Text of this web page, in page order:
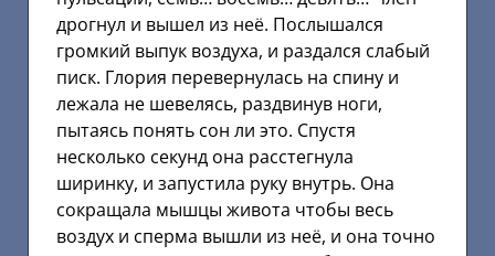
дрогнул и вышел из неё. Послышался
громкий выпук воздуха, и раздался слабый
писк. Глория перевернулась на спину и
лежала не шевелясь, раздвинув ноги,
пытаясь понять сон ли это. Спустя
несколько секунд она расстегнула
ширинку, и запустила руку внутрь. Она
сокращала мышцы живота чтобы весь
воздух и сперма вышли из неё, и она точно